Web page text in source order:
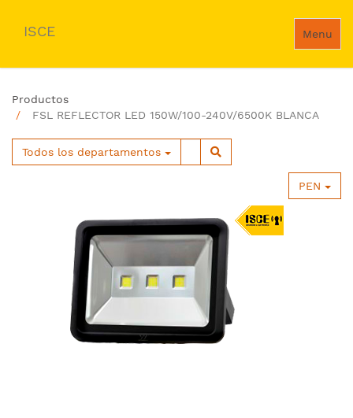
Menu
ISCE
Productos
FSL REFLECTOR LED 150W/100-240V/6500K BLANCA
Todos los departamentos
PEN